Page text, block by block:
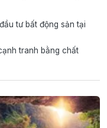
tư bất động sản tại
tranh bằng chất